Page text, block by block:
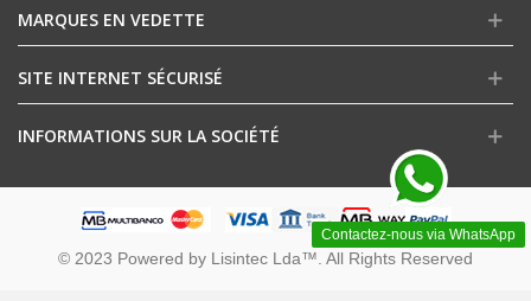
Contactez-nous via WhatsApp
MARQUES EN VEDETTE
SITE INTERNET SÉCURISÉ
INFORMATIONS SUR LA SOCIÉTÉ
© 2023 Powered by Lisintec Lda™. All Rights Reserved